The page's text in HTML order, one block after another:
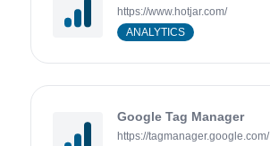
https://www.hotjar.com/
ANALYTICS
Google Tag Manager
https://tagmanager.google.com/